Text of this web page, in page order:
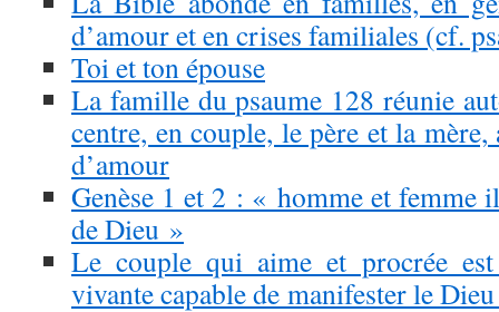
d’amour et en crises familiales (cf.
Toi et ton épouse
La famille du psaume 128 réunie
centre, en couple, le père et la
d’amour
Genèse 1 et 2 : « homme et femme
de Dieu »
Le couple qui aime et procrée est
vivante capable de manifester le